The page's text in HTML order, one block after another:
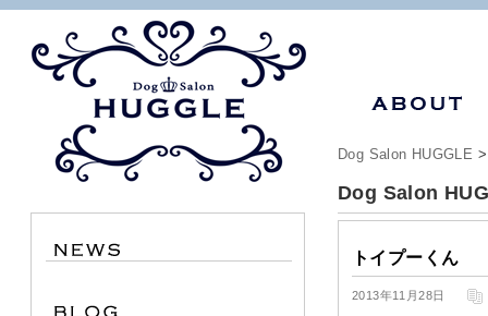
Dog Salon HUGGLE
Dog Salon
トイプーくん
2013年11月28日